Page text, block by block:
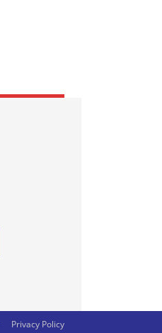
Privacy Policy